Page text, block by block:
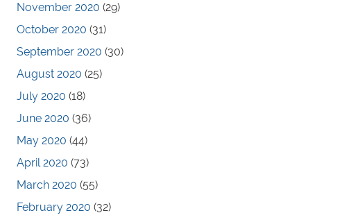
November 2020 (29)
October 2020 (31)
September 2020 (30)
August 2020 (25)
July 2020 (18)
June 2020 (36)
May 2020 (44)
April 2020 (73)
March 2020 (55)
February 2020 (32)